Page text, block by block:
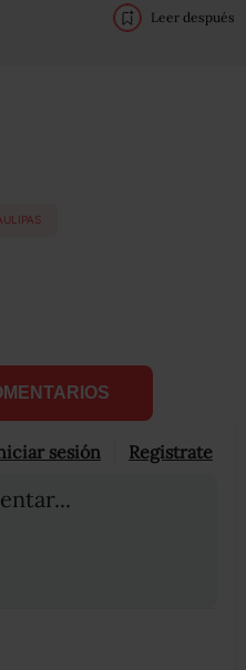
Leer después
sesión Registrate